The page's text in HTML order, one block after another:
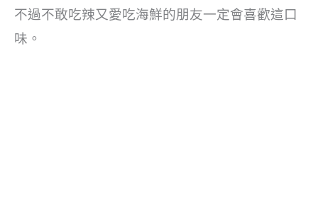
不過不敢吃辣又愛吃海鮮的朋友一定會喜歡這口
味。